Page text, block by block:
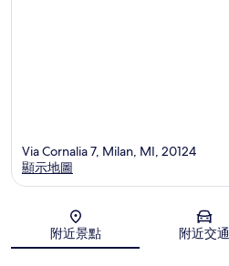
地圖
Via Cornalia 7, Milan, MI, 20124
顯示地圖
附近景點 附近交通